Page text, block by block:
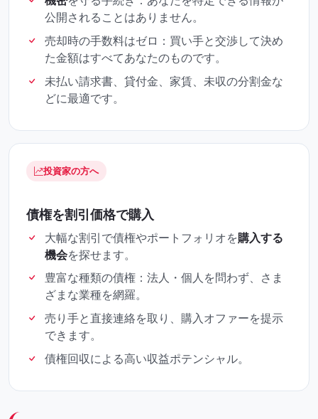
公開されることはありません。
売却時の手数料はゼロ：買い手と交渉して決め
た金額はすべてあなたのものです。
未払い請求書、貸付金、家賃、未収の分割金な
どに最適です。
投資家の方へ
債権を割引価格で購入
大幅な割引で債権やポートフォリオを購入する
機会を探せます。
豊富な種類の債権：法人・個人を問わず、さま
ざまな業種を網羅。
売り手と直接連絡を取り、購入オファーを提示
できます。
債権回収による高い収益ポテンシャル。